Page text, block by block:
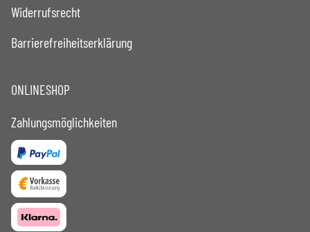
Widerrufsrecht
Barrierefreiheitserklärung
ONLINESHOP
Zahlungsmöglichkeiten